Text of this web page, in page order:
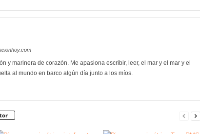
y marinera de corazón. Me apasiona escribir, leer, el mar y el mar y el
al mundo en barco algún día junto a los míos.